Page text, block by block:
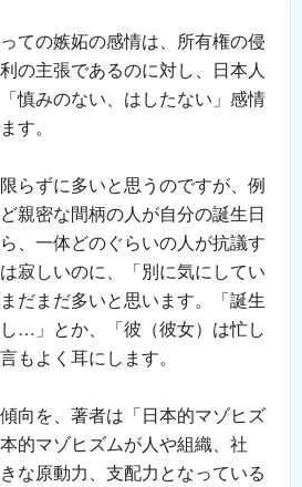
ての嫉妬の感情は、所有権の侵
の主張であるのに対し、日本人
慎みのない、はしたない」感情
す。
らずに多いと思うのですが、例
親密な間柄の人が自分の誕生日
、一体どのぐらいの人が抗議す
寂しいのに、「別に気にしてい
だまだ多いと思います。「誕生
…」とか、「彼（彼女）は忙し
もよく耳にします。
向を、著者は「日本的マゾヒズ
的マゾヒズムが人や組織、社
な原動力、支配力となっている